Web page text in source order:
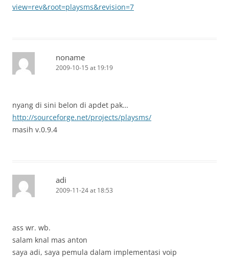
view=rev&root=playsms&revision=7
noname
2009-10-15 at 19:19
nyang di sini belon di apdet pak…
http://sourceforge.net/projects/playsms/
masih v.0.9.4
adi
2009-11-24 at 18:53
ass wr. wb.
salam knal mas anton
saya adi, saya pemula dalam implementasi voip